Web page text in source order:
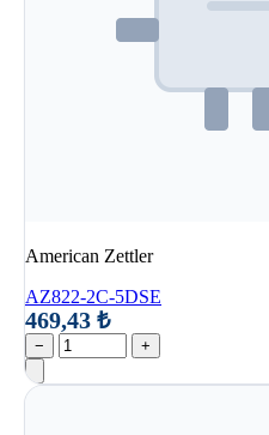
American Zettler
AZ822-2C-5DSE
469,43 ₺
− +